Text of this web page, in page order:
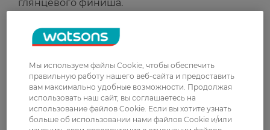
глянцевого финиша.
Страна-производитель:
Рейтинг и отзывы
0 0 відгуків
Мы используем файлы Cookie, чтобы обеспечить
правильную работу нашего веб-сайта и предоставить
вам максимально удобные возможности. Продолжая
использовать наш сайт, вы соглашаетесь на
использование файлов Cookie. Если вы хотите узнать
больше об использовании нами файлов Cookie и/или